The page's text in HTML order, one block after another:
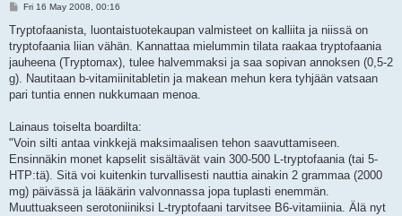
P
s
t
Fri 16 May 2008, 00:16
Tryptofaanista, luontaistuotekaupan valmisteet on kalliita ja niissä on
tryptofaania liian vähän. Kannattaa mielummin tilata raakaa tryptofaania
jauheena (Tryptomax), tulee halvemmaksi ja saa sopivan annoksen (0,5-2
g). Nautitaan b-vitamiinitabletin ja makean mehun kera tyhjään vatsaan
pari tuntia ennen nukkumaan menoa.
Lainaus toiselta boardilta:
"Voin silti antaa vinkkejä maksimaalisen tehon saavuttamiseen.
Ensinnäkin monet kapselit sisältävät vain 300-500 L-tryptofaania (tai 5-
HTP:tä). Sitä voi kuitenkin turvallisesti nauttia ainakin 2 grammaa (2000
mg) päivässä ja lääkärin valvonnassa jopa tuplasti enemmän.
Muuttuakseen serotoniiniksi L-tryptofaani tarvitsee B6-vitamiinia. Älä nyt